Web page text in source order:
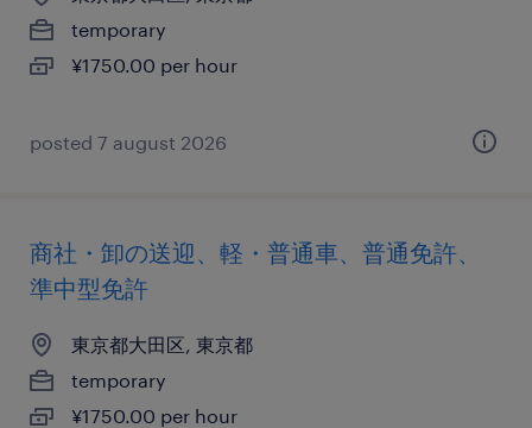
temporary
¥1750.00 per hour
posted 7 august 2026
商社・卸の送迎、軽・普通車、普通免許、
準中型免許
東京都大田区, 東京都
temporary
¥1750.00 per hour